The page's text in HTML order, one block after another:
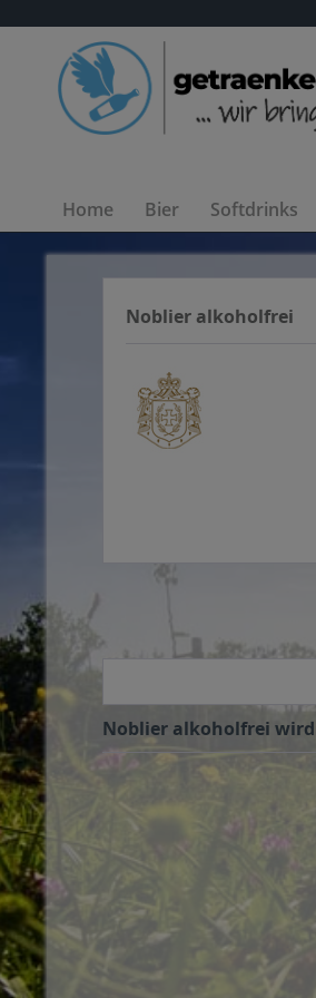
Home Bier Softdrinks
Noblier alkoholfrei
Noblier alkoholfrei